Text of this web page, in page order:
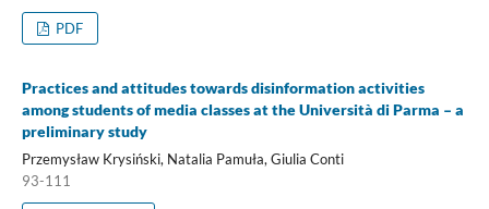
PDF
Practices and attitudes towards disinformation activities
among students of media classes at the Università di Parma – a
preliminary study
Przemysław Krysiński, Natalia Pamuła, Giulia Conti
93-111